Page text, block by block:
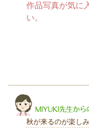
このレビューは参考
作品写真が気に
い。
秋が来るのが楽し